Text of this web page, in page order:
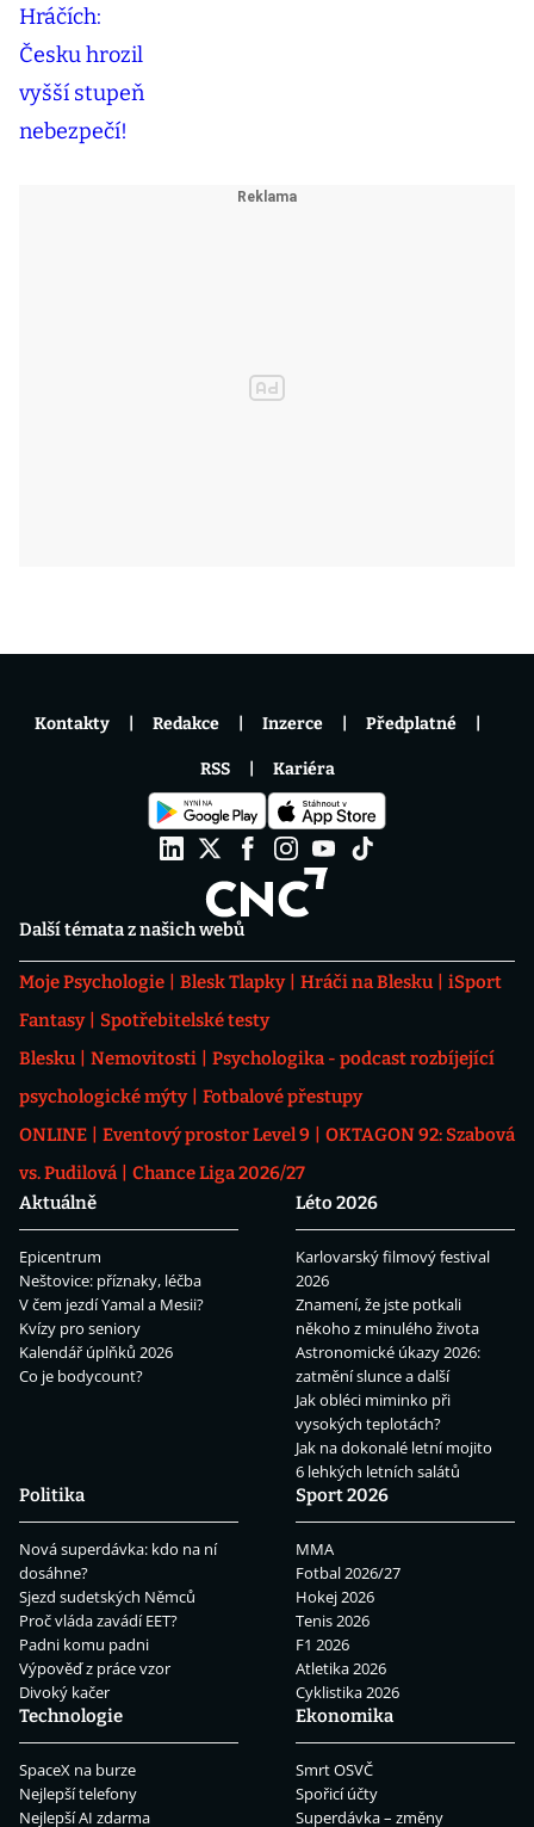
Další témata z našich webů
Moje Psychologie Blesk Tlapky Hráči na Blesku
iSport
Fantasy
Spotřebitelské testy
Blesku
Nemovitosti
Psychologika - podcast rozbíjející
psychologické mýty
Fotbalové přestupy
ONLINE
Eventový prostor Level 9
OKTAGON 92: Szabová
vs. Pudilová
Chance Liga 2026/27
Aktuálně
Epicentrum
Neštovice: příznaky, léčba
V čem jezdí Yamal a Mesii?
Kvízy pro seniory
Kalendář úplňků 2026
Co je bodycount?
Léto 2026
Karlovarský filmový festival
2026
Znamení, že jste potkali
někoho z minulého života
Astronomické úkazy 2026:
zatmění slunce a další
Jak obléci miminko při
vysokých teplotách?
Jak na dokonalé letní mojito
6 lehkých letních salátů
Politika
Nová superdávka: kdo na ní
dosáhne?
Sjezd sudetských Němců
Proč vláda zavádí EET?
Padni komu padni
Výpověď z práce vzor
Divoký kačer
Sport 2026
MMA
Fotbal 2026/27
Hokej 2026
Tenis 2026
F1 2026
Atletika 2026
Cyklistika 2026
Technologie
SpaceX na burze
Nejlepší telefony
Nejlepší AI zdarma
Ekonomika
Smrt OSVČ
Spořicí účty
Superdávka – změny
Kontakty Redakce Inzerce Předplatné
RSS Kariéra